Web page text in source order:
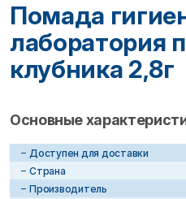
Помада
лаборатория
клубника 2,8г
Основные
Доступен для доставки
Страна
Производитель